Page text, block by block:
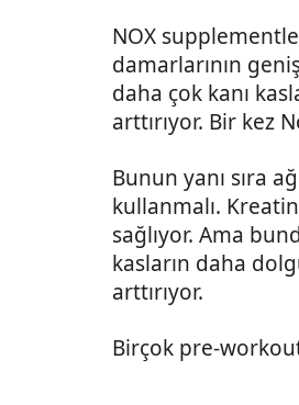
NOX
damarlarının
daha çok kanı
arttırıyor. Bir kez
Bunun yanı sıra
kullanmalı.
sağlıyor. Ama
kasların daha
arttırıyor.
Birçok pre-